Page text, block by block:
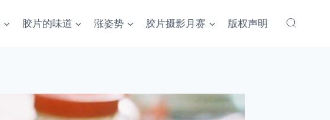
胶片的味道 涨姿势 胶片摄影月赛 版权声明